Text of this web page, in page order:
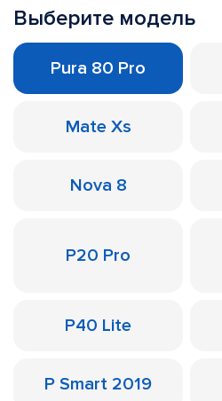
Выберите модель
Pura 80 Pro
Mate Xs
Nova 8
P20 Pro
P40 Lite
P Smart 2019